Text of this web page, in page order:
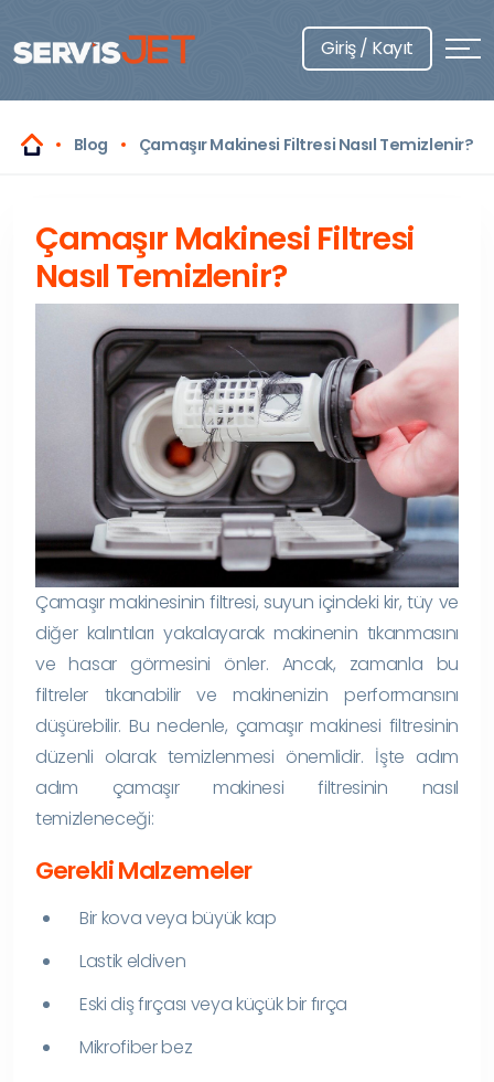
Giriş / Kayıt
Blog Çamaşır Makinesi Filtresi Nasıl Temizlenir?
Çamaşır Makinesi Filtresi
Nasıl Temizlenir?
Çamaşır makinesinin filtresi, suyun içindeki kir, tüy ve
diğer kalıntıları yakalayarak makinenin tıkanmasını
ve hasar görmesini önler. Ancak, zamanla bu
filtreler tıkanabilir ve makinenizin performansını
düşürebilir. Bu nedenle, çamaşır makinesi filtresinin
düzenli olarak temizlenmesi önemlidir. İşte adım
adım çamaşır makinesi filtresinin nasıl
temizleneceği:
Gerekli Malzemeler
Bir kova veya büyük kap
Lastik eldiven
Eski diş fırçası veya küçük bir fırça
Mikrofiber bez